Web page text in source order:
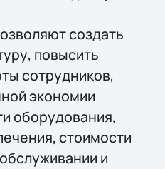
создать
повысить
сотрудников,
экономии
оборудования,
стоимости
и